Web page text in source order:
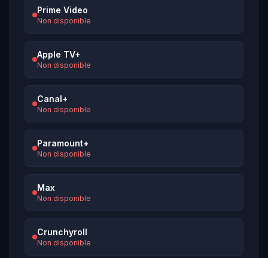
Prime Video
Non disponible
Apple TV+
Non disponible
Canal+
Non disponible
Paramount+
Non disponible
Max
Non disponible
Crunchyroll
Non disponible